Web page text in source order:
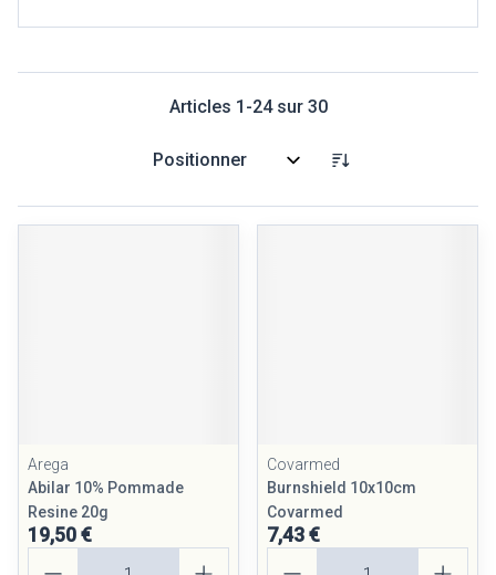
Articles 1 -24sur 30
Trier par:
Arega
Abilar 10% Pommade
Resine 20g
19,50 €
Covarmed
Burnshield 10x10cm
Covarmed
7,43 €